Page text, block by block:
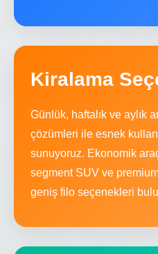
Kiralama
Günlük, haftalık ve aylık
çözümleri ile esnek
sunuyoruz. Ekonomik
segment SUV ve
geniş filo seçenekleri